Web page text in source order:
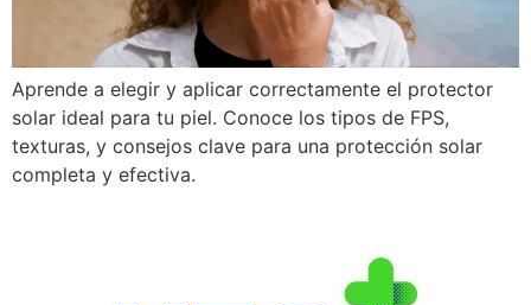
Aprende a elegir y aplicar correctamente el protector
solar ideal para tu piel. Conoce los tipos de FPS,
texturas, y consejos clave para una protección solar
completa y efectiva.